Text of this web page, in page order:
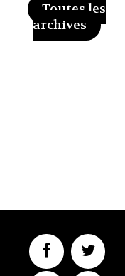
Toutes les
archives